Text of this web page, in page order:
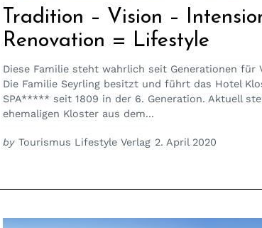
Tradition – Vision –
Renovation = Lifestyle
Diese Familie steht wahrlich seit Generationen für
Die Familie Seyrling besitzt und führt das Hotel
SPA***** seit 1809 in der 6. Generation. Aktuell
ehemaligen Kloster aus dem...
by Tourismus Lifestyle Verlag 2. April 2020